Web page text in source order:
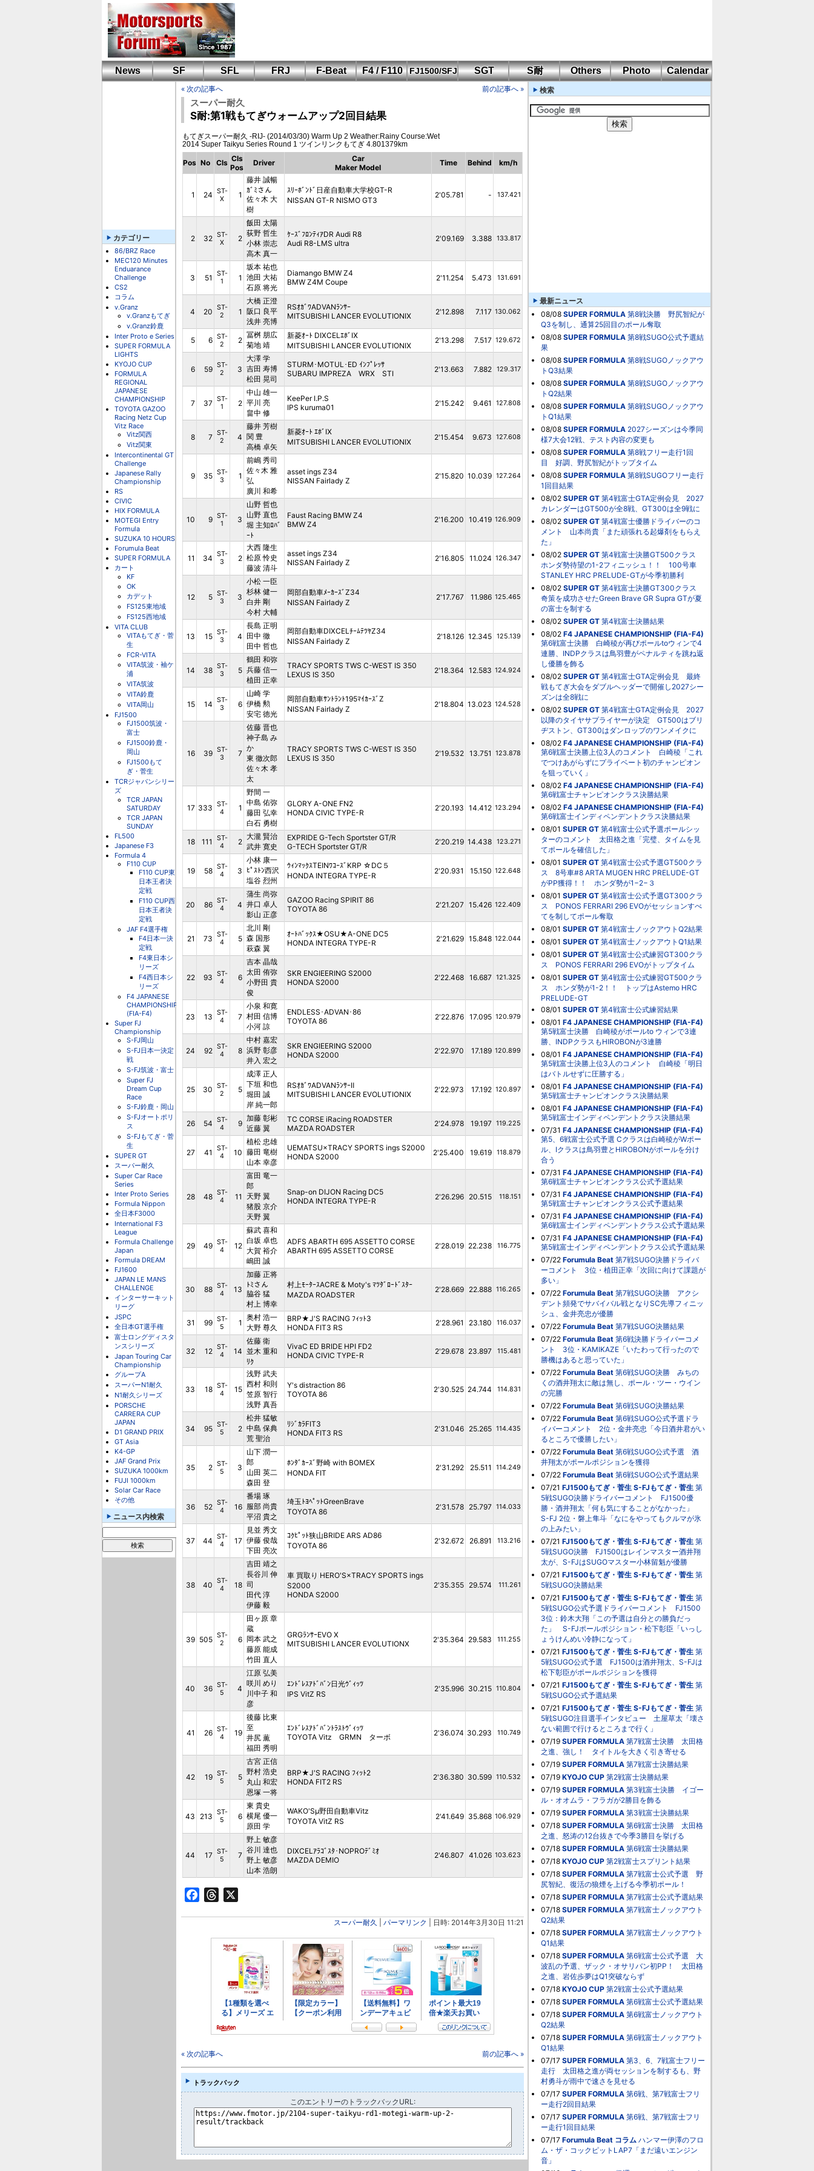
News SF SFL FRJ F-Beat
F4 / F110
FJ1500/SFJ SGT S耐 Others Photo Calendar
カテゴリー
86/BRZ Race
MEC120 Minutes
Enduarance
Challenge
CS2
コラム
v.Granz
v.Granzもてぎ
v.Granz鈴鹿
Inter Proto e Series
SUPER FORMULA
LIGHTS
KYOJO CUP
FORMULA
REGIONAL
JAPANESE
CHAMPIONSHIP
TOYOTA GAZOO
Racing Netz Cup
Vitz Race
Vitz関西
Vitz関東
Intercontinental GT
Challenge
Japanese Rally
Championship
RS
CIVIC
HIX FORMULA
MOTEGI Entry
Formula
SUZUKA 10 HOURS
Forumula Beat
SUPER FORMULA
カート
KF
OK
カデット
FS125東地域
FS125西地域
VITA CLUB
VITAもてぎ・菅
生
FCR-VITA
VITA筑波・袖ケ
浦
VITA筑波
VITA鈴鹿
VITA岡山
FJ1500
FJ1500筑波・
富士
FJ1500鈴鹿・
岡山
FJ1500もて
ぎ・菅生
TCRジャパンシリー
ズ
TCR JAPAN
SATURDAY
TCR JAPAN
SUNDAY
FL500
Japanese F3
Formula 4
F110 CUP
F110 CUP東
日本王者決
定戦
F110 CUP西
日本王者決
定戦
JAF F4選手権
F4日本一決
定戦
F4東日本シ
リーズ
F4西日本シ
リーズ
F4 JAPANESE
CHAMPIONSHIP
(FIA-F4)
Super FJ
Championship
S-FJ岡山
S-FJ日本一決定
戦
S-FJ筑波・富士
Super FJ
Dream Cup
Race
S-FJ鈴鹿・岡山
S-FJオートポリ
ス
S-FJもてぎ・菅
生
SUPER GT
スーパー耐久
Super Car Race
Series
Inter Proto Series
Formula Nippon
全日本F3000
International F3
League
Formula Challenge
Japan
Formula DREAM
FJ1600
JAPAN LE MANS
CHALLENGE
インターサーキット
リーグ
JSPC
全日本GT選手権
富士ロングディスタ
ンスシリーズ
Japan Touring Car
Championship
グループA
スーパーN1耐久
N1耐久シリーズ
PORSCHE
CARRERA CUP
JAPAN
D1 GRAND PRIX
GT Asia
K4-GP
JAF Grand Prix
SUZUKA 1000km
FUJI 1000km
Solar Car Race
その他
ニュース内検索
« 次の記事へ 前の記事へ »
スーパー耐久
S耐:第1戦もてぎウォームアップ2回目結果
もてぎスーパー耐久 -RIJ- (2014/03/30) Warm Up 2 Weather:Rainy Course:Wet
2014 Super Taikyu Series Round 1 ツインリンクもてぎ 4.801379km
Pos No Cls Cls
Pos
Driver
Car
Maker Model
Time Behind km/h
1 24
ST-
X
1
藤井 誠暢
ｶﾞﾐさん
佐々木 大
樹
ｽﾘｰﾎﾞﾝﾄﾞ日産自動車大学校GT-R
NISSAN GT-R NISMO GT3
2'05.781 - 137.421
2 32 ST-
X
2
飯田 太陽
荻野 哲生
小林 崇志
高木 真一
ｹｰｽﾞﾌﾛﾝﾃｨｱDR Audi R8
Audi R8-LMS ultra
2'09.169 3.388 133.817
3 51
ST-
1
1
坂本 祐也
池田 大祐
石原 将光
Diamango BMW Z4
BMW Z4M Coupe
2'11.254 5.473 131.691
4 20
ST-
2
1
大橋 正澄
阪口 良平
浅井 亮博
RSｵｶﾞﾜADVANﾗﾝｻｰ
MITSUBISHI LANCER EVOLUTIONⅨ
2'12.898 7.117 130.062
5 6 ST-
2
2
冨桝 朋広
菊地 靖
新菱ｵｰﾄ DIXCELｴﾎﾞⅨ
MITSUBISHI LANCER EVOLUTIONⅨ
2'13.298 7.517 129.672
6 59 ST-
2
3
大澤 学
吉田 寿博
松田 晃司
STURM･MOTUL･ED ｲﾝﾌﾟﾚｯｻ
SUBARU IMPREZA WRX STI
2'13.663 7.882 129.317
7 37 ST-
1
2
中山 雄一
平川 亮
畠中 修
KeePer I.P.S
IPS kuruma01
2'15.242 9.461 127.808
8 7 ST-
2
4
藤井 芳樹
関 豊
高橋 卓矢
新菱ｵｰﾄ ｴﾎﾞⅨ
MITSUBISHI LANCER EVOLUTIONⅨ
2'15.454 9.673 127.608
9 35 ST-
3
1
前嶋 秀司
佐々木 雅
弘
廣川 和希
asset ings Z34
NISSAN Fairlady Z
2'15.820 10.039 127.264
10 9 ST-
1
3
山野 哲也
山野 直也
堀 主知ﾛﾊﾞ
ｰﾄ
Faust Racing BMW Z4
BMW Z4
2'16.200 10.419 126.909
11 34
ST-
3
2
大西 隆生
松原 怜史
藤波 清斗
asset ings Z34
NISSAN Fairlady Z
2'16.805 11.024 126.347
12 5 ST-
3
3
小松 一臣
杉林 健一
白井 剛
今村 大輔
岡部自動車ﾒｰｶｰｽﾞZ34
NISSAN Fairlady Z
2'17.767 11.986 125.465
13 15 ST-
3
4
長島 正明
田中 徹
田中 哲也
岡部自動車DIXCELﾁｰﾑﾃﾂﾔZ34
NISSAN Fairlady Z
2'18.126 12.345 125.139
14 38 ST-
3
5
鶴田 和弥
兵藤 信一
植田 正幸
TRACY SPORTS TWS C-WEST IS 350
LEXUS IS 350
2'18.364 12.583 124.924
15 14
ST-
3
6
山崎 学
伊橋 勲
安宅 徳光
岡部自動車ｻﾝﾄﾗﾝﾄ195ﾏｲｶｰｽﾞZ
NISSAN Fairlady Z
2'18.804 13.023 124.528
16 39 ST-
3
7
佐藤 晋也
神子島 み
か
東 徹次郎
佐々木 孝
太
TRACY SPORTS TWS C-WEST IS 350
LEXUS IS 350
2'19.532 13.751 123.878
17 333
ST-
4
1
野間 一
中島 佑弥
藤田 弘幸
白石 勇樹
GLORY A-ONE FN2
HONDA CIVIC TYPE-R
2'20.193 14.412 123.294
18 111
ST-
4
2
大瀧 賢治
武井 寛史
EXPRIDE G-Tech Sportster GT/R
G-TECH Sportster GT/R
2'20.219 14.438 123.271
19 58 ST-
4
3
小林 康一
ﾋﾟｽﾄﾝ西沢
塩谷 烈州
ｳｨﾝﾏｯｸｽTEINﾜｺｰｽﾞKRP ☆DC５
HONDA INTEGRA TYPE-R
2'20.931 15.150 122.648
20 86 ST-
4
4
蒲生 尚弥
井口 卓人
影山 正彦
GAZOO Racing SPIRIT 86
TOYOTA 86
2'21.207 15.426 122.409
21 73
ST-
4
5
北川 剛
森 国形
萩森 翼
ｵｰﾄﾊﾞｯｸｽ★OSU★A-ONE DC5
HONDA INTEGRA TYPE-R
2'21.629 15.848 122.044
22 93
ST-
4
6
吉本 晶哉
太田 侑弥
小野田 貴
俊
SKR ENGIEERING S2000
HONDA S2000
2'22.468 16.687 121.325
23 13
ST-
4
7
小泉 和寛
村田 信博
小河 諒
ENDLESS･ADVAN･86
TOYOTA 86
2'22.876 17.095 120.979
24 92 ST-
4
8
中村 嘉宏
浜野 彰彦
井入 宏之
SKR ENGIEERING S2000
HONDA S2000
2'22.970 17.189 120.899
25 30
ST-
2
5
成澤 正人
下垣 和也
堀田 誠
岸 純一郎
RSｵｶﾞﾜADVANﾗﾝｻｰⅡ
MITSUBISHI LANCER EVOLUTIONⅨ
2'22.973 17.192 120.897
26 54
ST-
4
9
加藤 彰彬
近藤 翼
TC CORSE iRacing ROADSTER
MAZDA ROADSTER
2'24.978 19.197 119.225
27 41
ST-
4
10
植松 忠雄
藤田 竜樹
山本 幸彦
UEMATSU×TRACY SPORTS ings S2000
HONDA S2000
2'25.400 19.619 118.879
28 48 ST-
4
11
富田 竜一
郎
天野 翼
猪股 京介
天野 翼
Snap-on DIJON Racing DC5
HONDA INTEGRA TYPE-R
2'26.296 20.515 118.151
29 49 ST-
4
12
蘇武 喜和
白坂 卓也
大賀 裕介
嶋田 誠
ADFS ABARTH 695 ASSETTO CORSE
ABARTH 695 ASSETTO CORSE
2'28.019 22.238 116.775
30 88 ST-
4
13
加藤 正将
ﾄﾐさん
脇谷 猛
村上 博幸
村上ﾓｰﾀｰｽACRE & Moty's ﾏﾂﾀﾞﾛｰﾄﾞｽﾀｰ
MAZDA ROADSTER
2'28.669 22.888 116.265
31 99 ST-
5
1
奥村 浩一
大野 尊久
BRP★J'S RACING ﾌｨｯﾄ3
HONDA FIT3 RS
2'28.961 23.180 116.037
32 12 ST-
4
14
佐藤 衛
並木 重和
ﾘｸ
VivaC ED BRIDE HPI FD2
HONDA CIVIC TYPE-R
2'29.678 23.897 115.481
33 18 ST-
4
15
浅野 武夫
西村 和則
笠原 智行
浅野 真吾
Y's distraction 86
TOYOTA 86
2'30.525 24.744 114.831
34 95 ST-
5
2
松井 猛敏
中島 保典
荒 聖治
ﾘｼﾞｶﾗFIT3
HONDA FIT3 RS
2'31.046 25.265 114.435
35 2 ST-
5
3
山下 潤一
郎
山田 英二
森田 登
ﾎﾝﾀﾞｶｰｽﾞ野崎 with BOMEX
HONDA FIT
2'31.292 25.511 114.249
36 52 ST-
4
16
番場 琢
服部 尚貴
平沼 貴之
埼玉ﾄﾖﾍﾟｯﾄGreenBrave
TOYOTA 86
2'31.578 25.797 114.033
37 44
ST-
4
17
見並 秀文
伊藤 俊哉
下田 亮次
ｺｸﾋﾟｯﾄ狭山BRIDE ARS AD86
TOYOTA 86
2'32.672 26.891 113.216
38 40
ST-
4
18
吉田 靖之
長谷川 伸
司
田代 淳
伊藤 毅
車 買取り HERO'S×TRACY SPORTS ings
S2000
HONDA S2000
2'35.355 29.574 111.261
39 505 ST-
2
6
田ヶ原 章
蔵
岡本 武之
藤原 能成
竹田 直人
GRGﾗﾝｻｰEVO Ⅹ
MITSUBISHI LANCER EVOLUTIONⅩ
2'35.364 29.583 111.255
40 36 ST-
5
4
江原 弘美
咲川 めり
川中子 和
彦
ｴﾝﾄﾞﾚｽｱﾄﾞﾊﾞﾝ日光ｳﾞｨｯﾂ
IPS VitZ RS
2'35.996 30.215 110.804
41 26 ST-
4
19
後藤 比東
至
井尻 薫
福田 秀明
ｴﾝﾄﾞﾚｽｱﾄﾞﾊﾞﾝﾄﾗｽﾄｳﾞｨｯﾂ
TOYOTA Vitz GRMN ターボ
2'36.074 30.293 110.749
42 19 ST-
5
5
古宮 正信
野村 浩史
丸山 和宏
恩塚 一将
BRP★J'S RACING ﾌｨｯﾄ2
HONDA FIT2 RS
2'36.380 30.599 110.532
43 213
ST-
5
6
東 貴史
横尾 優一
原田 学
WAKO'Sμ野田自動車Vitz
TOYOTA VitZ RS
2'41.649 35.868 106.929
44 17 ST-
5
7
野上 敏彦
谷川 達也
野上 敏彦
山本 浩朗
DIXCELｱﾗｺﾞｽﾀ･NOPROﾃﾞﾐｵ
MAZDA DEMIO
2'46.807 41.026 103.623
Facebook
Threads
スーパー耐久 パーマリンク | 日時: 2014年3月30日 11:21
« 次の記事へ 前の記事へ »
トラックバック
このエントリーのトラックバックURL:
検索
最新ニュース
08/08 SUPER FORMULA 第8戦決勝 野尻智紀が
Q3を制し、通算25回目のポール奪取
08/08 SUPER FORMULA 第8戦SUGO公式予選結
果
08/08 SUPER FORMULA 第8戦SUGOノックアウ
トQ3結果
08/08 SUPER FORMULA 第8戦SUGOノックアウ
トQ2結果
08/08 SUPER FORMULA 第8戦SUGOノックアウ
トQ1結果
08/08 SUPER FORMULA 2027シーズンは今季同
様7大会12戦、テスト内容の変更も
08/08 SUPER FORMULA 第8戦フリー走行1回
目 好調、野尻智紀がトップタイム
08/08 SUPER FORMULA 第8戦SUGOフリー走行
1回目結果
08/02 SUPER GT 第4戦富士GTA定例会見 2027
カレンダーはGT500が全8戦、GT300は全9戦に
08/02 SUPER GT 第4戦富士優勝ドライバーのコ
メント 山本尚貴「また頑張れる起爆剤をもらえ
た」
08/02 SUPER GT 第4戦富士決勝GT500クラス
ホンダ勢待望の1-2フィニッシュ！！ 100号車
STANLEY HRC PRELUDE-GTが今季初勝利
08/02 SUPER GT 第4戦富士決勝GT300クラス
奇策を成功させたGreen Brave GR Supra GTが夏
の富士を制する
08/02 SUPER GT 第4戦富士決勝結果
08/02 F4 JAPANESE CHAMPIONSHIP (FIA-F4)
第6戦富士決勝 白崎稜が再びポールtoウィンで4
連勝、INDPクラスは鳥羽豊がペナルティを跳ね返
し優勝を飾る
08/02 SUPER GT 第4戦富士GTA定例会見 最終
戦もてぎ大会をダブルヘッダーで開催し2027シー
ズンは全8戦に
08/02 SUPER GT 第4戦富士GTA定例会見 2027
以降のタイヤサプライヤーが決定 GT500はブリ
ヂストン、GT300はダンロップのワンメイクに
08/02 F4 JAPANESE CHAMPIONSHIP (FIA-F4)
第6戦富士決勝上位3人のコメント 白崎稜「これ
でつけあがらずにプライベート初のチャンピオン
を狙っていく」
08/02 F4 JAPANESE CHAMPIONSHIP (FIA-F4)
第6戦富士チャンピオンクラス決勝結果
08/02 F4 JAPANESE CHAMPIONSHIP (FIA-F4)
第6戦富士インディペンデントクラス決勝結果
08/01 SUPER GT 第4戦富士公式予選ポールシッ
ターのコメント 太田格之進「完璧、タイムを見
てポールを確信した」
08/01 SUPER GT 第4戦富士公式予選GT500クラ
ス 8号車#8 ARTA MUGEN HRC PRELUDE-GT
がPP獲得！！ ホンダ勢が1−2−３
08/01 SUPER GT 第4戦富士公式予選GT300クラ
ス PONOS FERRARI 296 EVOがセッションすべ
てを制してポール奪取
08/01 SUPER GT 第4戦富士ノックアウトQ2結果
08/01 SUPER GT 第4戦富士ノックアウトQ1結果
08/01 SUPER GT 第4戦富士公式練習GT300クラ
ス PONOS FERRARI 296 EVOがトップタイム
08/01 SUPER GT 第4戦富士公式練習GT500クラ
ス ホンダ勢が1-2！！ トップはAstemo HRC
PRELUDE-GT
08/01 SUPER GT 第4戦富士公式練習結果
08/01 F4 JAPANESE CHAMPIONSHIP (FIA-F4)
第5戦富士決勝 白崎稜がポールto ウィンで3連
勝、INDPクラスもHIROBONが3連勝
08/01 F4 JAPANESE CHAMPIONSHIP (FIA-F4)
第5戦富士決勝上位3人のコメント 白崎稜「明日
はバトルせずに圧勝する」
08/01 F4 JAPANESE CHAMPIONSHIP (FIA-F4)
第5戦富士チャンピオンクラス決勝結果
08/01 F4 JAPANESE CHAMPIONSHIP (FIA-F4)
第5戦富士インディペンデントクラス決勝結果
07/31 F4 JAPANESE CHAMPIONSHIP (FIA-F4)
第5、6戦富士公式予選 Cクラスは白崎稜がWポー
ル、Iクラスは鳥羽豊とHIROBONがポールを分け
合う
07/31 F4 JAPANESE CHAMPIONSHIP (FIA-F4)
第6戦富士チャンピオンクラス公式予選結果
07/31 F4 JAPANESE CHAMPIONSHIP (FIA-F4)
第5戦富士チャンピオンクラス公式予選結果
07/31 F4 JAPANESE CHAMPIONSHIP (FIA-F4)
第6戦富士インディペンデントクラス公式予選結果
07/31 F4 JAPANESE CHAMPIONSHIP (FIA-F4)
第5戦富士インディペンデントクラス公式予選結果
07/22 Forumula Beat 第7戦SUGO決勝ドライバ
ーコメント 3位・植田正幸「次回に向けて課題が
多い」
07/22 Forumula Beat 第7戦SUGO決勝 アクシ
デント頻発でサバイバル戦となりSC先導フィニッ
シュ、金井亮忠が優勝
07/22 Forumula Beat 第7戦SUGO決勝結果
07/22 Forumula Beat 第6戦決勝ドライバーコメ
ント 3位・KAMIKAZE「いたわって行ったので
勝機はあると思っていた」
07/22 Forumula Beat 第6戦SUGO決勝 みちの
くの酒井翔太に敵は無し、ポール・ツー・ウイン
の完勝
07/22 Forumula Beat 第6戦SUGO決勝結果
07/22 Forumula Beat 第6戦SUGO公式予選ドラ
イバーコメント 2位・金井亮忠「今日酒井君がい
るところで優勝したい」
07/22 Forumula Beat 第6戦SUGO公式予選 酒
井翔太がポールポジションを獲得
07/22 Forumula Beat 第6戦SUGO公式予選結果
07/21 FJ1500もてぎ・菅生 S-FJもてぎ・菅生 第
5戦SUGO決勝ドライバーコメント FJ1500優
勝・酒井翔太「何も気にすることがなかった」
S-FJ 2位・磐上隼斗「なにをやってもクルマが氷
の上みたい」
07/21 FJ1500もてぎ・菅生 S-FJもてぎ・菅生 第
5戦SUGO決勝 FJ1500はレインマスター酒井翔
太が、S-FJはSUGOマスター小林留魁が優勝
07/21 FJ1500もてぎ・菅生 S-FJもてぎ・菅生 第
5戦SUGO決勝結果
07/21 FJ1500もてぎ・菅生 S-FJもてぎ・菅生 第
5戦SUGO公式予選ドライバーコメント FJ1500
3位：鈴木大翔「この予選は自分との勝負だっ
た」 S-FJポールポジション・松下彰臣「いっし
ょうけんめい冷静になって」
07/21 FJ1500もてぎ・菅生 S-FJもてぎ・菅生 第
5戦SUGO公式予選 FJ1500は酒井翔太、S-FJは
松下彰臣がポールポジションを獲得
07/21 FJ1500もてぎ・菅生 S-FJもてぎ・菅生 第
5戦SUGO公式予選結果
07/21 FJ1500もてぎ・菅生 S-FJもてぎ・菅生 第
5戦SUGO注目選手インタビュー 土屋草太「壊さ
ない範囲で行けるところまで行く」
07/19 SUPER FORMULA 第7戦富士決勝 太田格
之進、強し！ タイトルを大きく引き寄せる
07/19 SUPER FORMULA 第7戦富士決勝結果
07/19 KYOJO CUP 第2戦富士決勝結果
07/19 SUPER FORMULA 第3戦富士決勝 イゴー
ル・オオムラ・フラガが2勝目を飾る
07/19 SUPER FORMULA 第3戦富士決勝結果
07/18 SUPER FORMULA 第6戦富士決勝 太田格
之進、怒涛の12台抜きで今季3勝目を挙げる
07/18 SUPER FORMULA 第6戦富士決勝結果
07/18 KYOJO CUP 第2戦富士スプリント結果
07/18 SUPER FORMULA 第7戦富士公式予選 野
尻智紀、復活の狼煙を上げる今季初ポール！
07/18 SUPER FORMULA 第7戦富士公式予選結果
07/18 SUPER FORMULA 第7戦富士ノックアウト
Q2結果
07/18 SUPER FORMULA 第7戦富士ノックアウト
Q1結果
07/18 SUPER FORMULA 第6戦富士公式予選 大
波乱の予選、ザック・オサリバン初PP！ 太田格
之進、岩佐歩夢はQ1突破ならず
07/18 KYOJO CUP 第2戦富士公式予選結果
07/18 SUPER FORMULA 第6戦富士公式予選結果
07/18 SUPER FORMULA 第6戦富士ノックアウト
Q2結果
07/18 SUPER FORMULA 第6戦富士ノックアウト
Q1結果
07/17 SUPER FORMULA 第3、6、7戦富士フリー
走行 太田格之進が両セッションを制するも、野
村勇斗が雨中で速さを見せる
07/17 SUPER FORMULA 第6戦、第7戦富士フリ
ー走行2回目結果
07/17 SUPER FORMULA 第6戦、第7戦富士フリ
ー走行1回目結果
07/17 Forumula Beat コラム ハンマー伊澤のフロ
ム・ザ・コックピットLAP7「まだ遠いエンジン
音」